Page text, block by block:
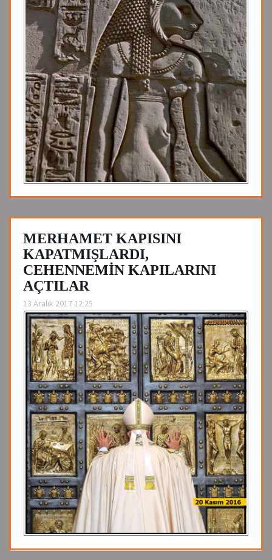
MERHAMET KAPISINI
KAPATMIŞLARDI,
CEHENNEMİN KAPILARINI
AÇTILAR
13 Aralık 2017 12:25